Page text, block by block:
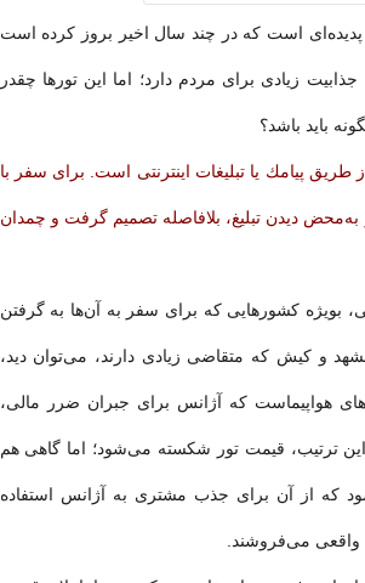
آخری» پدیده‌ای است كه در چند سال اخیر بروز كرده است
زیادی برای مردم دارد؛ اما این تورها چقدر
باید باشد؟
طریق پیامك یا تبلیغات اینترنتی است. برای سفر با
به‌محض دیدن تبلیغ، بلافاصله تصمیم گرفت و چمدان
بویژه كشورهایی كه برای سفر به آن‌ها به گرفتن
و كیش كه متقاضی زیادی دارند، می‌توان دید،
هواپیماست كه آژانس برای جبران ضرر مالی،
ترتیب، قیمت تور شكسته می‌شود؛ اما گاهی هم
كه از آن برای جذب مشتری به آژانس استفاده
واقعی می‌فروشند.